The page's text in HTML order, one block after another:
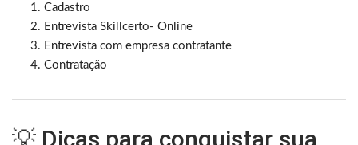
Cadastro
Entrevista Skillcerto- Online
Entrevista com empresa contratante
Contratação
💡 Dicas para conquistar sua